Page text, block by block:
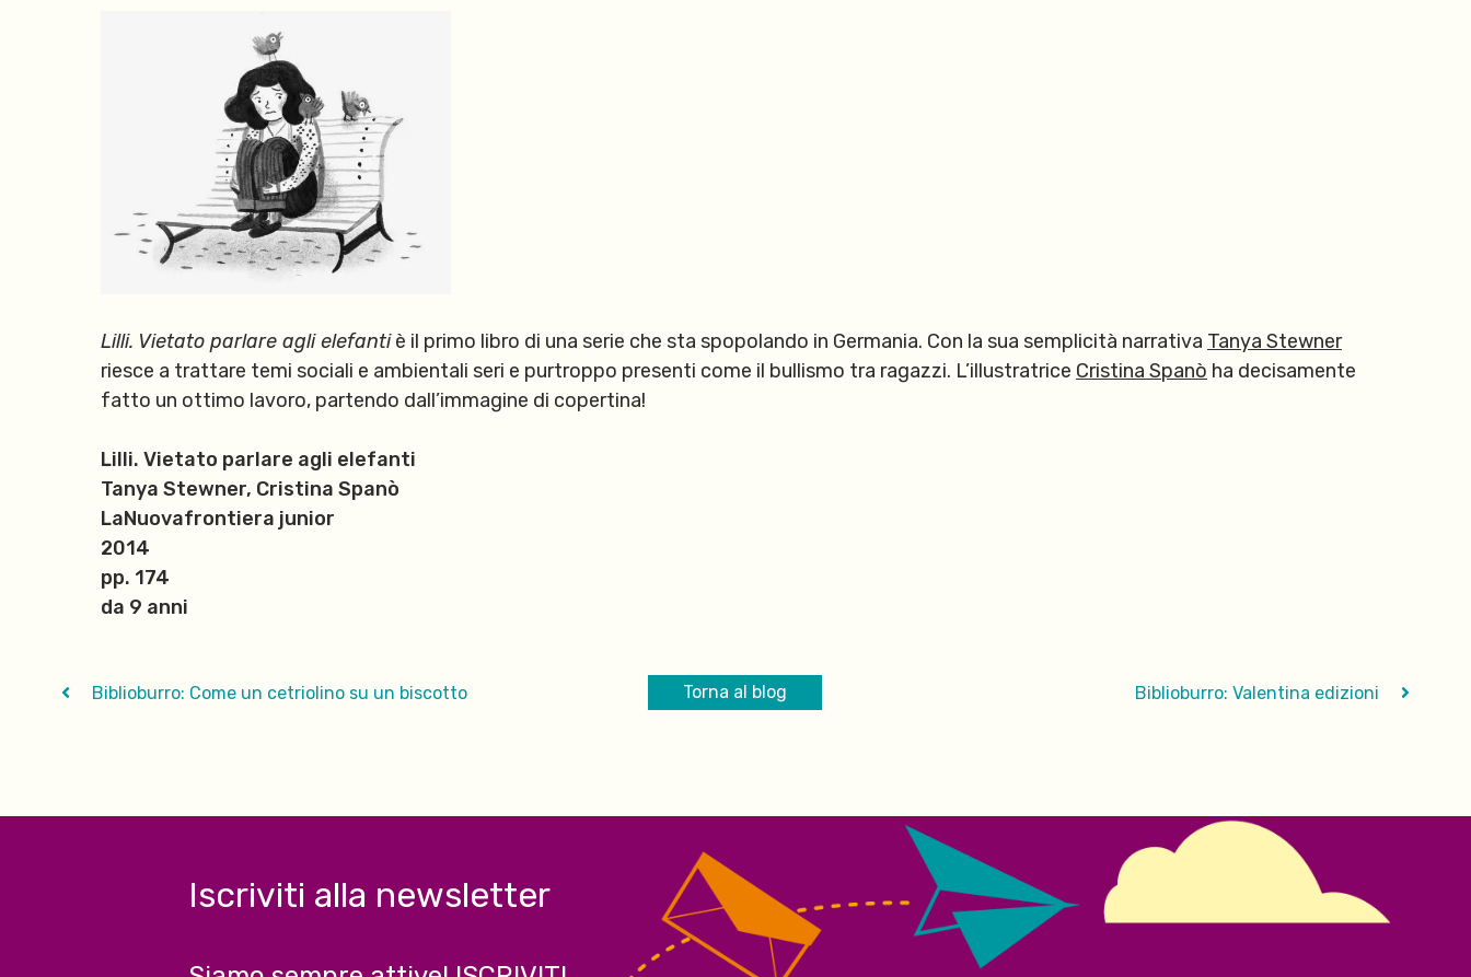
Lilli. Vietato parlare agli elefantiè il primo libro di una serie che sta spopolando in Germania. Con la sua semplicità narrativa Tanya Stewner
riesce a trattare temi sociali e ambientali seri e purtroppo presenti come il bullismo tra ragazzi. L’illustratrice Cristina Spanò ha decisamente
fatto un ottimo lavoro, partendo dall’immagine di copertina!
Lilli. Vietato parlare agli elefanti
Tanya Stewner, Cristina Spanò
LaNuovafrontiera junior
2014
pp. 174
da 9 anni
Biblioburro: Come un cetriolino su un biscotto Torna al blog Biblioburro: Valentina edizioni
Iscriviti alla newsletter